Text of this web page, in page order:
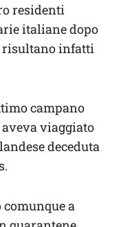
residenti
italiane dopo
risultano infatti
campano
aveva viaggiato
deceduta
a